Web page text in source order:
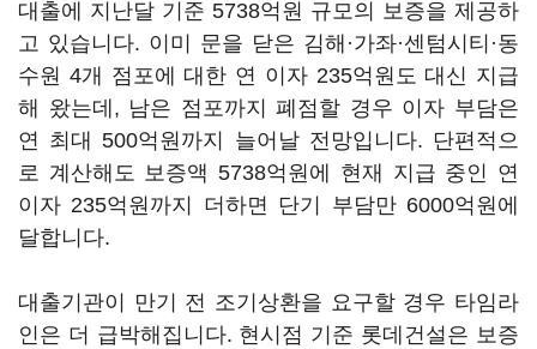
대출에 지난달 기준 5738억원 규모의 보증을 제공하
고 있습니다. 이미 문을 닫은 김해·가좌·센텀시티·동
수원 4개 점포에 대한 연 이자 235억원도 대신 지급
해 왔는데, 남은 점포까지 폐점할 경우 이자 부담은
연 최대 500억원까지 늘어날 전망입니다. 단편적으
로 계산해도 보증액 5738억원에 현재 지급 중인 연
이자 235억원까지 더하면 단기 부담만 6000억원에
달합니다.
대출기관이 만기 전 조기상환을 요구할 경우 타임라
인은 더 급박해집니다. 현시점 기준 롯데건설은 보증